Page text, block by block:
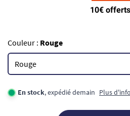
Couleur : Rouge
En stock, expédié demain Plus d'info